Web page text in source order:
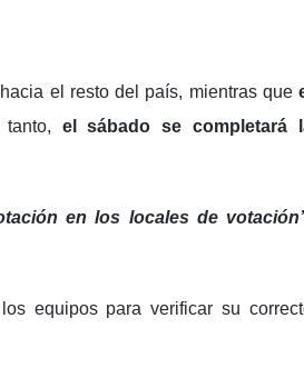
el resto del país, mientras que
tanto, el sábado se completará
en los locales de
equipos para verificar su